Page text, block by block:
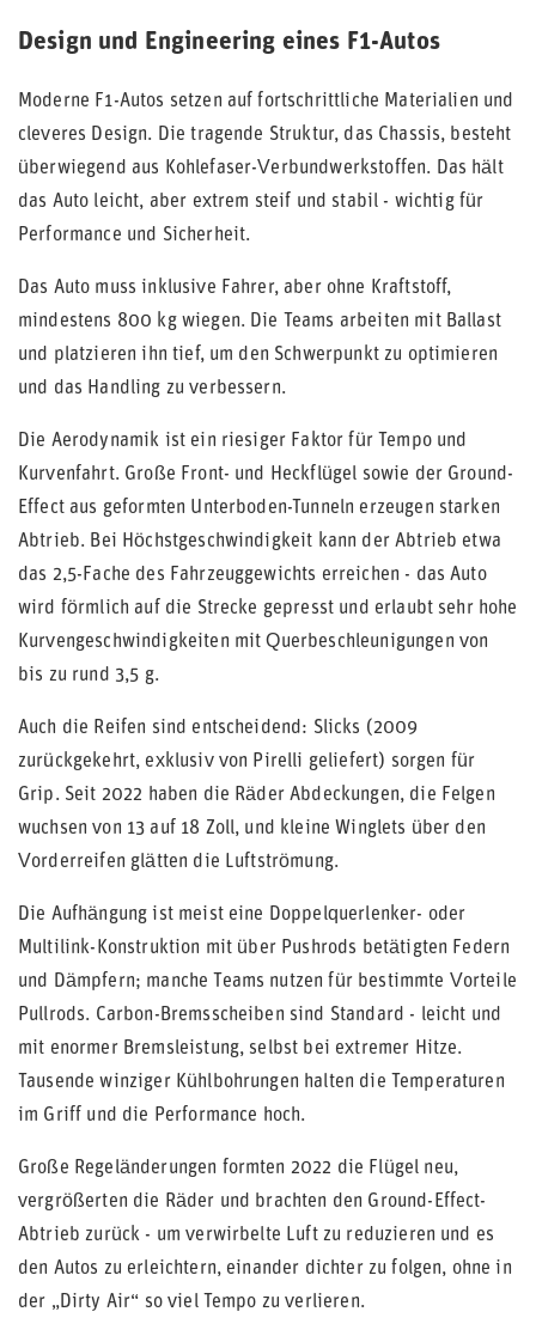
Design und Engineering eines F1-Autos
Moderne F1-Autos setzen auf fortschrittliche Materialien und
cleveres Design. Die tragende Struktur, das Chassis, besteht
überwiegend aus Kohlefaser-Verbundwerkstoffen. Das hält
das Auto leicht, aber extrem steif und stabil - wichtig für
Performance und Sicherheit.
Das Auto muss inklusive Fahrer, aber ohne Kraftstoff,
mindestens 800 kg wiegen. Die Teams arbeiten mit Ballast
und platzieren ihn tief, um den Schwerpunkt zu optimieren
und das Handling zu verbessern.
Die Aerodynamik ist ein riesiger Faktor für Tempo und
Kurvenfahrt. Große Front- und Heckflügel sowie der Ground-
Effect aus geformten Unterboden-Tunneln erzeugen starken
Abtrieb. Bei Höchstgeschwindigkeit kann der Abtrieb etwa
das 2,5-Fache des Fahrzeuggewichts erreichen - das Auto
wird förmlich auf die Strecke gepresst und erlaubt sehr hohe
Kurvengeschwindigkeiten mit Querbeschleunigungen von
bis zu rund 3,5 g.
Auch die Reifen sind entscheidend: Slicks (2009
zurückgekehrt, exklusiv von Pirelli geliefert) sorgen für
Grip. Seit 2022 haben die Räder Abdeckungen, die Felgen
wuchsen von 13 auf 18 Zoll, und kleine Winglets über den
Vorderreifen glätten die Luftströmung.
Die Aufhängung ist meist eine Doppelquerlenker- oder
Multilink-Konstruktion mit über Pushrods betätigten Federn
und Dämpfern; manche Teams nutzen für bestimmte Vorteile
Pullrods. Carbon-Bremsscheiben sind Standard - leicht und
mit enormer Bremsleistung, selbst bei extremer Hitze.
Tausende winziger Kühlbohrungen halten die Temperaturen
im Griff und die Performance hoch.
Große Regeländerungen formten 2022 die Flügel neu,
vergrößerten die Räder und brachten den Ground-Effect-
Abtrieb zurück - um verwirbelte Luft zu reduzieren und es
den Autos zu erleichtern, einander dichter zu folgen, ohne in
der „Dirty Air“ so viel Tempo zu verlieren.